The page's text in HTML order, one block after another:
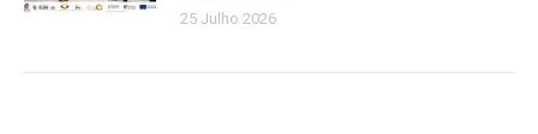
25 Julho 2026